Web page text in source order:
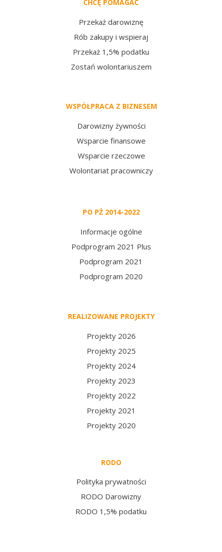
RODO
WSPÓŁPRACA Z BIZNESEM
Darowizny żywności
Wsparcie finansowe
Wsparcie rzeczowe
Wolontariat pracowniczy
CHCĘ POMAGAĆ
REALIZOWANE PROJEKTY
Projekty 2026
Projekty 2025
Projekty 2024
Projekty 2023
Projekty 2022
Projekty 2021
Projekty 2020
PO PŻ 2014-2022
Polityka prywatności
RODO Darowizny
RODO 1,5% podatku
Przekaż darowiznę
Rób zakupy i wspieraj
Przekaż 1,5% podatku
Zostań wolontariuszem
Informacje ogólne
Podprogram 2021 Plus
Podprogram 2021
Podprogram 2020